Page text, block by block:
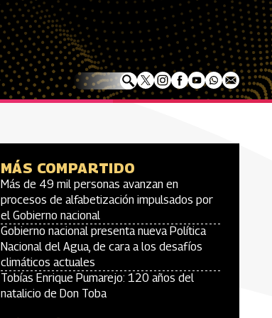
MÁS COMPARTIDO
Más de 49 mil personas avanzan en
procesos de alfabetización impulsados por
el Gobierno nacional
Gobierno nacional presenta nueva Política
Nacional del Agua, de cara a los desafíos
climáticos actuales
Tobías Enrique Pumarejo: 120 años del
natalicio de Don Toba